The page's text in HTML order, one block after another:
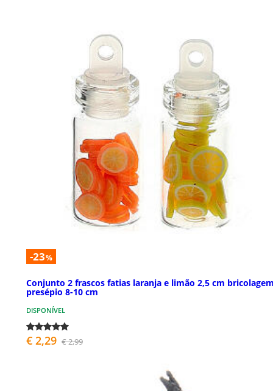
-23%
Conjunto 2 frascos fatias laranja e limão 2,5 cm
presépio 8-10 cm
DISPONÍVEL
€ 2,29 € 2,99